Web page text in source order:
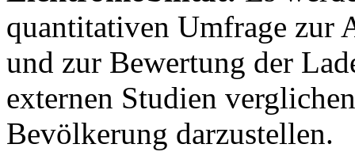
quantitativen Umfrage zur
und zur Bewertung der
externen Studien
Bevölkerung darzustellen.